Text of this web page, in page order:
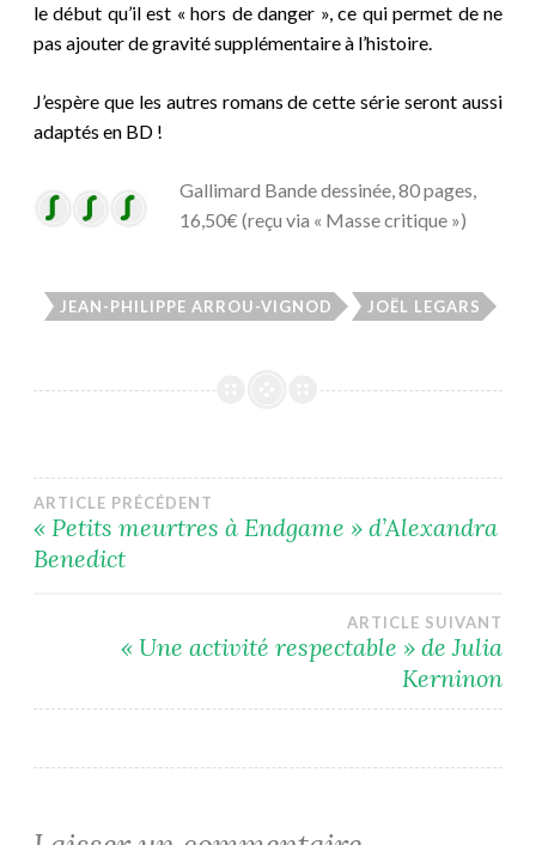
le début qu’il est « hors de danger », ce qui permet de ne
pas ajouter de gravité supplémentaire à l’histoire.
J’espère que les autres romans de cette série seront aussi
adaptés en BD !
Gallimard Bande dessinée, 80 pages,
16,50€ (reçu via « Masse critique »)
JEAN-PHILIPPE ARROU-VIGNOD JOËL LEGARS
Navigation
de
l’article
ARTICLE PRÉCÉDENT
« Petits meurtres à Endgame » d’Alexandra
Benedict
ARTICLE SUIVANT
« Une activité respectable » de Julia
Kerninon